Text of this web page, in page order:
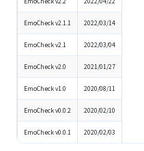
EmoCheck v2.1.1 2022/03/14
EmoCheck v2.1 2022/03/04
EmoCheck v2.0 2021/01/27
EmoCheck v1.0 2020/08/11
EmoCheck v0.0.2 2020/02/10
EmoCheck v0.0.1 2020/02/03